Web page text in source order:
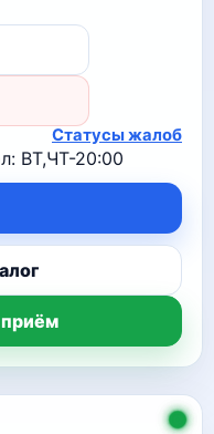
Статусы жалоб
ВТ,ЧТ-20:00